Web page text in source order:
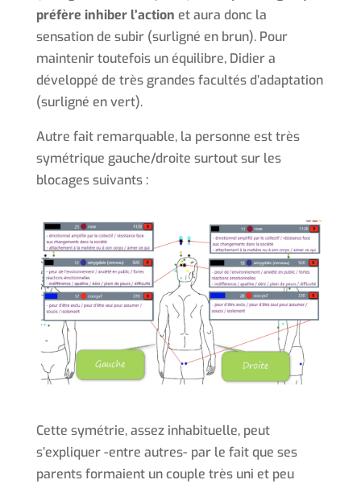
préfère inhiber l’action et aura donc la
sensation de subir (surligné en brun). Pour
maintenir toutefois un équilibre, Didier a
développé de très grandes facultés d’adaptation
(surligné en vert).
Autre fait remarquable, la personne est très
symétrique gauche/droite surtout sur les
blocages suivants :
Cette symétrie, assez inhabituelle, peut
s’expliquer -entre autres- par le fait que ses
parents formaient un couple très uni et peu